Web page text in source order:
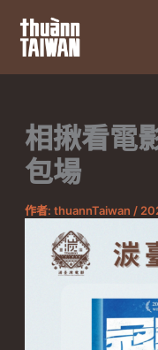
主
相揪看電
包場
作者: thuannTaiwan /